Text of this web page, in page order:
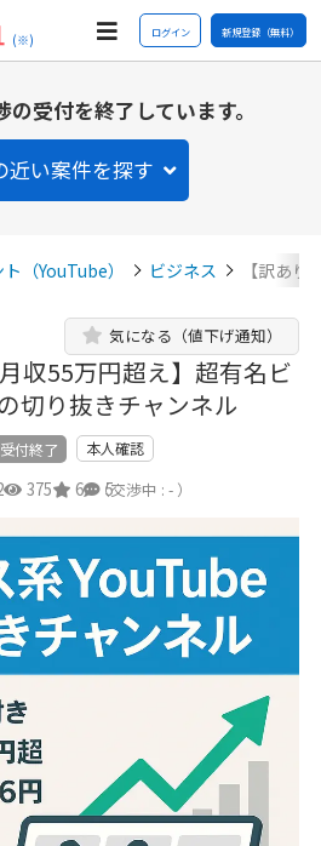
(※) ログイン 新規登録（無料）
受付を終了しています。
近い案件を探す
（YouTube） ビジネス 【訳あ
収55万円超え】超有名ビ
切り抜きチャンネル
気になる（値下げ通知）
受付終了 本人確認
375 6 5
（交渉中 : - ）